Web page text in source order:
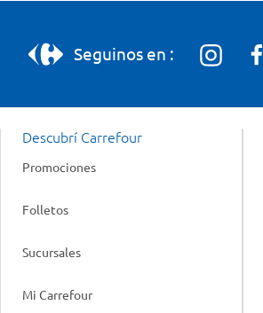
Seguinos en :
Descubrí Carrefour
Promociones
Folletos
Sucursales
Mi Carrefour